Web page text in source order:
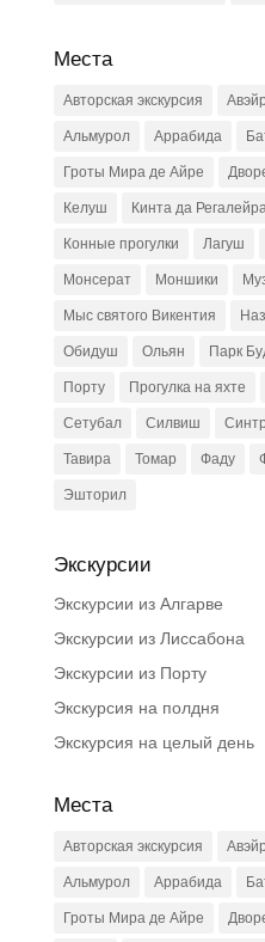
Места
Авторская экскурсия
Альмурол
Аррабида
Гроты Мира де Айре
Келуш
Кинта да
Конные прогулки
Лагуш
Монсерат
Моншики
Мыс святого Викентия
Обидуш
Ольян Парк
Порту
Прогулка на яхте
Сетубал
Силвиш
Тавира
Томар Фаду
Эшторил
Экскурсии
Экскурсии из Алгарве
Экскурсии из Лиссабона
Экскурсии из Порту
Экскурсия на полдня
Экскурсия на целый день
Места
Авторская экскурсия
Альмурол
Аррабида
Гроты Мира де Айре